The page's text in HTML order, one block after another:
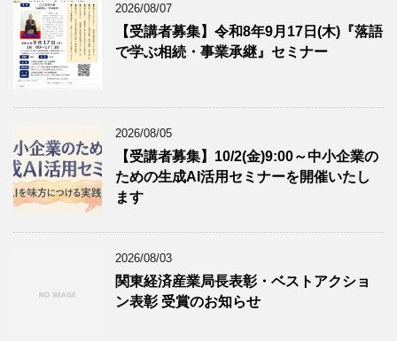
2026/08/07
【受講者募集】令和8年9月17日(木)『落語
で学ぶ相続・事業承継』セミナー
2026/08/05
【受講者募集】10/2(金)9:00～中小企業の
ための生成AI活用セミナーを開催いたし
ます
2026/08/03
関東経済産業局長表彰・ベストアクショ
ン表彰 受賞のお知らせ